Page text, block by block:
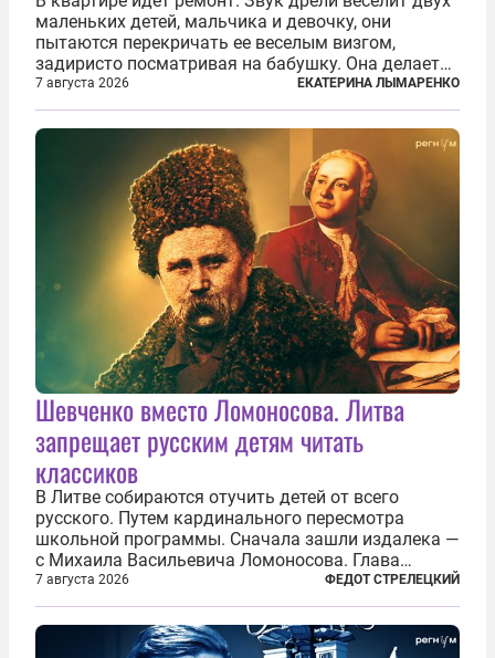
маленьких детей, мальчика и девочку, они
пытаются перекричать ее веселым визгом,
задиристо посматривая на бабушку. Она делает
им замечание, но внуки чувствуют, что она
сердится невсерьез. И это правда: дрель, конечно,
сверлит противно, но всё...
7 августа 2026 ЕКАТЕРИНА ЛЫМАРЕНКО
Шевченко вместо Ломоносова. Литва
запрещает русским детям читать
классиков
В Литве собираются отучить детей от всего
русского. Путем кардинального пересмотра
школьной программы. Сначала зашли издалека —
с Михаила Васильевича Ломоносова. Глава
правительства Литвы Миндаугас Синкявичюс
предложил исключить его тексты из программ
общего образования. Мотивировал он это тем,
7 августа 2026 ФЕДОТ СТРЕЛЕЦКИЙ